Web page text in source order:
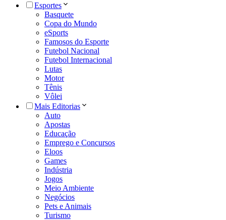
Esportes
Basquete
Copa do Mundo
eSports
Famosos do Esporte
Futebol Nacional
Futebol Internacional
Lutas
Motor
Tênis
Vôlei
Mais Editorias
Auto
Apostas
Educação
Emprego e Concursos
Eloos
Games
Indústria
Jogos
Meio Ambiente
Negócios
Pets e Animais
Turismo